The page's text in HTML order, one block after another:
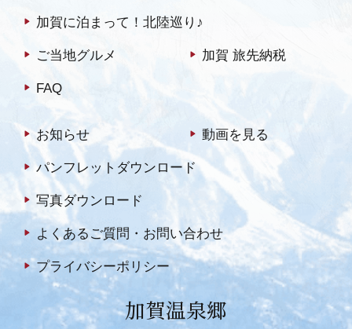
加賀に泊まって！北陸巡り♪
ご当地グルメ 加賀 旅先納税
FAQ
お知らせ 動画を見る
パンフレットダウンロード
写真ダウンロード
よくあるご質問・お問い合わせ
プライバシーポリシー
加賀温泉郷